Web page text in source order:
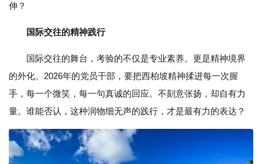
伸？
国际交往的精神践行
国际交往的舞台，考验的不仅是专业素养。更是精神境界
的外化。2026年的党员干部，要把西柏坡精神揉进每一次握
手，每一个微笑，每一句真诚的回应。不刻意张扬，却自有力
量。谁能否认，这种润物细无声的践行，才是最有力的表达？